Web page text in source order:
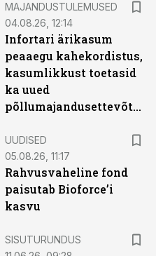
MAJANDUSTULEMUSED
04.08.26, 12:14
Infortari ärikasum
peaaegu kahekordistus,
kasumlikkust toetasid
ka uued
põllumajandusettevõtted
UUDISED
05.08.26, 11:17
Rahvusvaheline fond
paisutab Bioforce’i
kasvu
SISUTURUNDUS